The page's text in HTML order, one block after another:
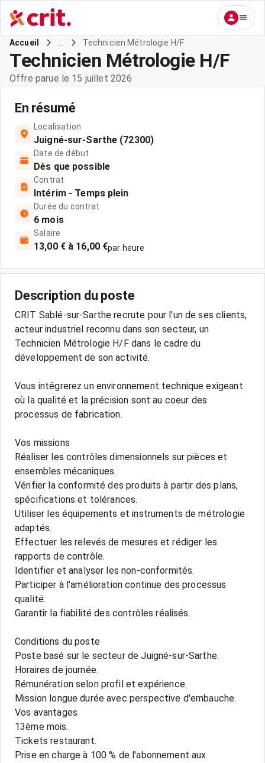
Accueil Technicien Métrologie H/F
Technicien Métrologie H/F
Offre parue le 15 juillet 2026
En résumé
Localisation
Juigné-sur-Sarthe (72300)
Date de début
Dès que possible
Contrat
Intérim - Temps plein
Durée du contrat
6 mois
Salaire
13,00 € à 16,00 €par heure
Description du poste
CRIT Sablé-sur-Sarthe recrute pour l'un de ses clients,
acteur industriel reconnu dans son secteur, un
Technicien Métrologie H/F dans le cadre du
développement de son activité.
Vous intégrerez un environnement technique exigeant
où la qualité et la précision sont au coeur des
processus de fabrication.
Vos missions
Réaliser les contrôles dimensionnels sur pièces et
ensembles mécaniques.
Vérifier la conformité des produits à partir des plans,
spécifications et tolérances.
Utiliser les équipements et instruments de métrologie
adaptés.
Effectuer les relevés de mesures et rédiger les
rapports de contrôle.
Identifier et analyser les non-conformités.
Participer à l'amélioration continue des processus
qualité.
Garantir la fiabilité des contrôles réalisés.
Conditions du poste
Poste basé sur le secteur de Juigné-sur-Sarthe.
Horaires de journée.
Rémunération selon profil et expérience.
Mission longue durée avec perspective d'embauche.
Vos avantages
13ème mois.
Tickets restaurant.
Prise en charge à 100 % de l'abonnement aux